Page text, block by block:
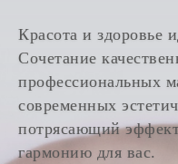
Красота и здоровье
Сочетание
профессиональных
современных
потрясающий
гармонию для вас.